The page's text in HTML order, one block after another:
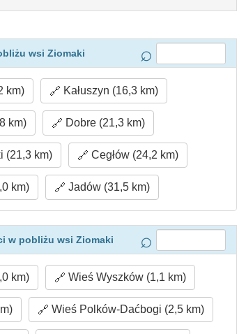
wsi Ziomaki
km) Kałuszyn (16,3 km)
km) Dobre (21,3 km)
(21,3 km) Cegłów (24,2 km)
km) Jadów (31,5 km)
w pobliżu wsi Ziomaki
km) Wieś Wyszków (1,1 km)
Wieś Polków-Daćbogi (2,5 km)